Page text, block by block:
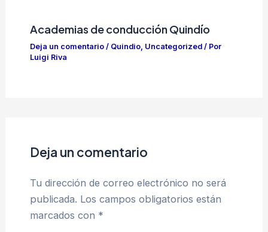
Academias de conducción Quindío
Deja un comentario / Quindio, Uncategorized/ Por
Luigi Riva
Deja un comentario
Tu dirección de correo electrónico no será
publicada. Los campos obligatorios están
marcados con *